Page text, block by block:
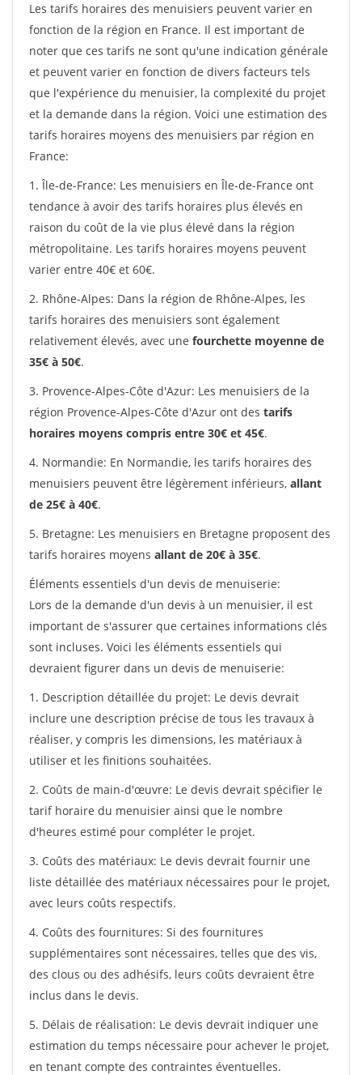
Les tarifs horaires des menuisiers peuvent varier en
fonction de la région en France. Il est important de
noter que ces tarifs ne sont qu'une indication générale
et peuvent varier en fonction de divers facteurs tels
que l'expérience du menuisier, la complexité du projet
et la demande dans la région. Voici une estimation des
tarifs horaires moyens des menuisiers par région en
France:
1. Île-de-France: Les menuisiers en Île-de-France ont
tendance à avoir des tarifs horaires plus élevés en
raison du coût de la vie plus élevé dans la région
métropolitaine. Les tarifs horaires moyens peuvent
varier entre 40€ et 60€.
2. Rhône-Alpes: Dans la région de Rhône-Alpes, les
tarifs horaires des menuisiers sont également
relativement élevés, avec une fourchette moyenne de
35€ à 50€.
3. Provence-Alpes-Côte d'Azur: Les menuisiers de la
région Provence-Alpes-Côte d'Azur ont des tarifs
horaires moyens compris entre 30€ et 45€.
4. Normandie: En Normandie, les tarifs horaires des
menuisiers peuvent être légèrement inférieurs, allant
de 25€ à 40€.
5. Bretagne: Les menuisiers en Bretagne proposent des
tarifs horaires moyens allant de 20€ à 35€.
Éléments essentiels d'un devis de menuiserie:
Lors de la demande d'un devis à un menuisier, il est
important de s'assurer que certaines informations clés
sont incluses. Voici les éléments essentiels qui
devraient figurer dans un devis de menuiserie:
1. Description détaillée du projet: Le devis devrait
inclure une description précise de tous les travaux à
réaliser, y compris les dimensions, les matériaux à
utiliser et les finitions souhaitées.
2. Coûts de main-d'œuvre: Le devis devrait spécifier le
tarif horaire du menuisier ainsi que le nombre
d'heures estimé pour compléter le projet.
3. Coûts des matériaux: Le devis devrait fournir une
liste détaillée des matériaux nécessaires pour le projet,
avec leurs coûts respectifs.
4. Coûts des fournitures: Si des fournitures
supplémentaires sont nécessaires, telles que des vis,
des clous ou des adhésifs, leurs coûts devraient être
inclus dans le devis.
5. Délais de réalisation: Le devis devrait indiquer une
estimation du temps nécessaire pour achever le projet,
en tenant compte des contraintes éventuelles.